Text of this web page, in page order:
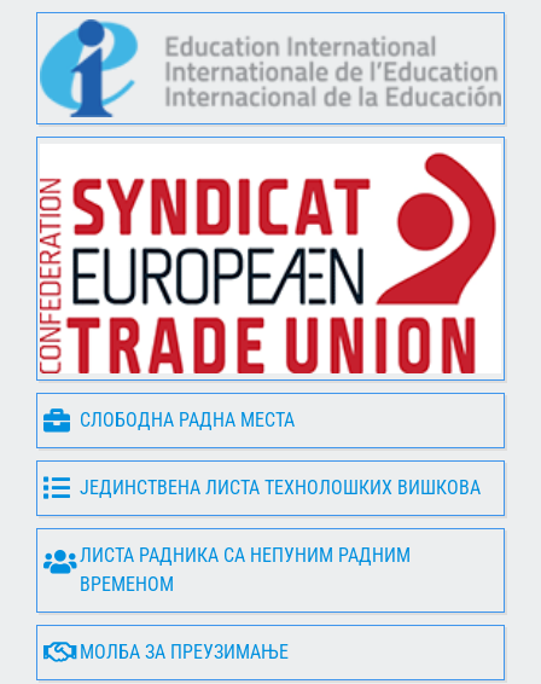
СЛОБОДНА РАДНА МЕСТА
ЈЕДИНСТВЕНА ЛИСТА ТЕХНОЛОШКИХ ВИШКОВА
ЛИСТА РАДНИКА СА НЕПУНИМ РАДНИМ
ВРЕМЕНОМ
МОЛБА ЗА ПРЕУЗИМАЊЕ